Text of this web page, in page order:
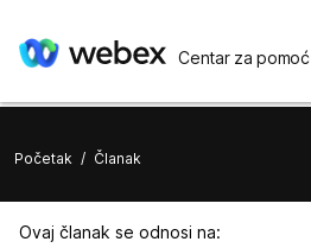
Centar za pomoć
Početak / Članak
Ovaj članak se odnosi na: